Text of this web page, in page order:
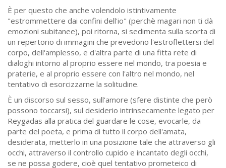
È per questo che anche volendolo istintivamente
"estrommettere dai confini dell'io" (perchè magari non ti dà
emozioni subitanee), poi ritorna, si sedimenta sulla scorta di
un repertorio di immagini che prevedono l'estroflettersi del
corpo, dell'amplesso, e d'altra parte di una fitta rete di
dialoghi intorno al proprio essere nel mondo, tra poesia e
praterie, e al proprio essere con l'altro nel mondo, nel
tentativo di esorcizzarne la solitudine.
È un discorso sul sesso, sull'amore (sfere distinte che però
possono toccarsi), sul desiderio intrinsecamente legato per
Reygadas alla pratica del guardare le cose, evocarle, da
parte del poeta, e prima di tutto il corpo dell'amata,
desiderata, metterlo in una posizione tale che attraverso gli
occhi, attraverso il controllo cupido e incantato degli occhi,
se ne possa godere, cioè quel tentativo prometeico di